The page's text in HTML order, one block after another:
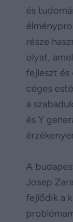
és
része
olyat,
fejleszt és
céges
a
és Y
A
Josep
fejlődik a